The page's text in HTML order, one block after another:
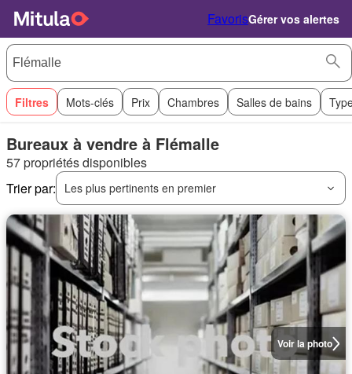
FavorisGérer vos alertes
Filtres Mots-clés Prix Chambres Salles de bains
Bureaux à vendre à Flémalle
57 propriétés disponibles
Trier par:
Les plus pertinents en premier
Voir la photo